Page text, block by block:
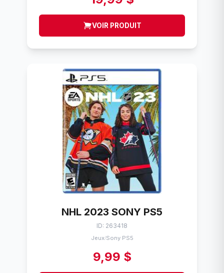
VOIR PRODUIT
NHL 2023 SONY PS5
ID: 263418
Jeux/Sony PS5
9,99 $